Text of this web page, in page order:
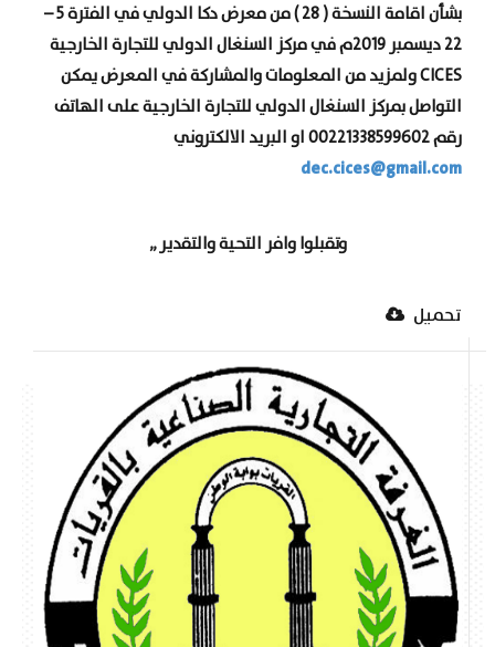
بشأن اقامة النسخة ( 28 ) من معرض دكا الدولي في الفترة 5 –
22 ديسمبر 2019م في مركز السنغال الدولي للتجارة الخارجية
CICESولمزيد من المعلومات والمشاركة في المعرض يمكن
التواصل بمركز السنغال الدولي للتجارة الخارجية على الهاتف
رقم 00221338599602 او البريد الالكتروني
dec.cices@gmail.com
وتقبلوا وافر التحية والتقدير ,,
تحميل